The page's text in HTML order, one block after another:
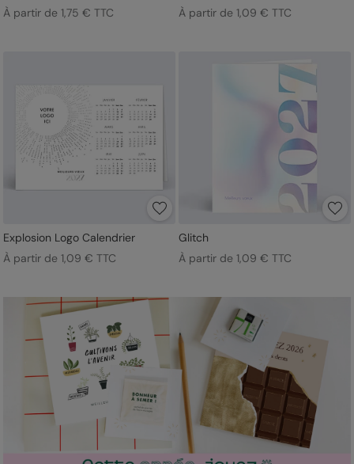
À partir de 1,75 € TTC
À partir de 1,09 € TTC
Explosion Logo Calendrier
À partir de 1,09 € TTC
Glitch
À partir de 1,09 € TTC